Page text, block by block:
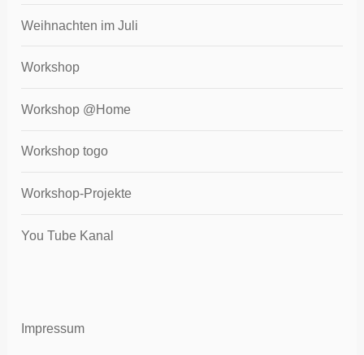
Weihnachten im Juli
Workshop
Workshop @Home
Workshop togo
Workshop-Projekte
You Tube Kanal
Impressum